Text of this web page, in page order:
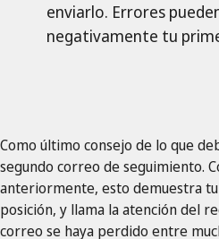
enviarlo. Errores
negativamente tu
Como último consejo de lo que
segundo correo de seguimiento.
anteriormente, esto demuestra
posición, y llama la atención del
correo se haya perdido entre